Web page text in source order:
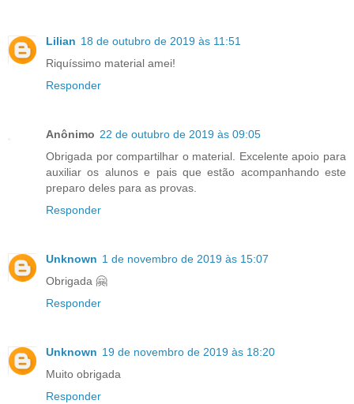
Lilian 18 de outubro de 2019 às 11:51
Riquíssimo material amei!
Responder
Anônimo 22 de outubro de 2019 às 09:05
Obrigada por compartilhar o material. Excelente apoio para
auxiliar os alunos e pais que estão acompanhando este
preparo deles para as provas.
Responder
Unknown 1 de novembro de 2019 às 15:07
Obrigada 🤗
Responder
Unknown 19 de novembro de 2019 às 18:20
Muito obrigada
Responder